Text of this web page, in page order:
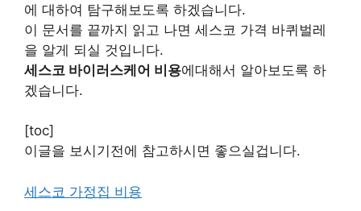
에 대하여 탐구해보도록 하겠습니다.
이 문서를 끝까지 읽고 나면 세스코 가격 바퀴벌레
을 알게 되실 것입니다.
세스코 바이러스케어 비용에대해서 알아보도록 하
겠습니다.
[toc]
이글을 보시기전에 참고하시면 좋으실겁니다.
세스코 가정집 비용